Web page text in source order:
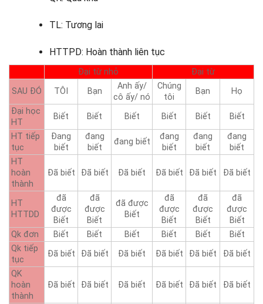
TL: Tương lai
HTTPD: Hoàn thành liên tục
Đại từ nhỏ
Đại từ
SAU ĐÓ
TÔI Bạn
Anh ấy/
cô ấy/ nó
Chúng
tôi
Bạn
Họ
Đại học
HT
Biết Biết Biết Biết Biết
Biết
HT tiếp
tục
Đang
biết
đang
biết
đang biết
đang
biết
đang
biết
đang
biết
HT
hoàn
thành
Đã biết Đã biết Đã biết Đã biết Đã biết Đã biết
HT
HTTDD
đã
được
Biết
đã
được
Biết
đã được
Biết
đã
được
Biết
đã
được
Biết
đã
được
Biết
Qk đơn
Biết Biết Biết Biết Biết
Biết
Qk tiếp
tục
Đã biết Đã biết Đã biết Đã biết Đã biết
Đã biết
QK
hoàn
thành
Đã biết Đã biết Đã biết Đã biết Đã biết Đã biết